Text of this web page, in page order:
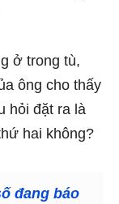
ở trong tù,
ông cho thấy
hỏi đặt ra là
hai không?
đang báo